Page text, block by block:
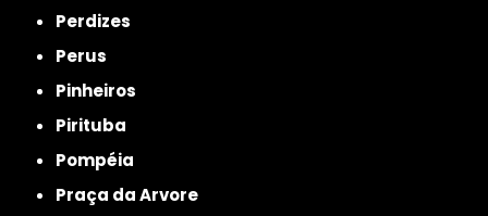
Perdizes
Perus
Pinheiros
Pirituba
Pompéia
Praça da Arvore